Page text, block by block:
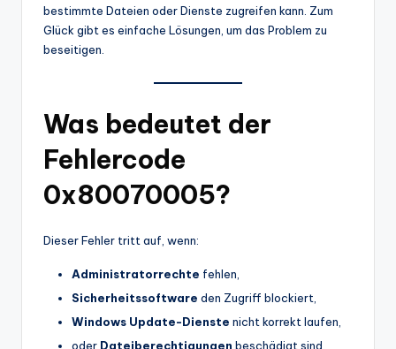
bestimmte Dateien oder Dienste zugreifen kann. Zum
Glück gibt es einfache Lösungen, um das Problem zu
beseitigen.
Was bedeutet der
Fehlercode
0x80070005?
Dieser Fehler tritt auf, wenn:
Administratorrechte fehlen,
Sicherheitssoftware den Zugriff blockiert,
Windows Update-Dienste nicht korrekt laufen,
oder Dateiberechtigungen beschädigt sind.